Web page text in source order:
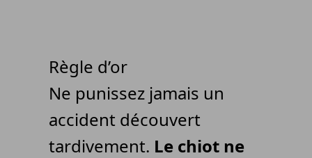
Règle d’or
Ne punissez jamais un
accident découvert
tardivement. Le chiot ne